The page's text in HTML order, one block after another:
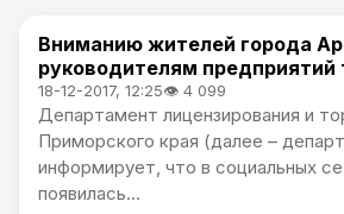
Проблемы города
Вниманию жителей города
руководителям предприятий
18-12-2017, 12:25👁 4 099
Департамент лицензирования и
Приморского края (далее –
информирует, что в социальных
появилась...